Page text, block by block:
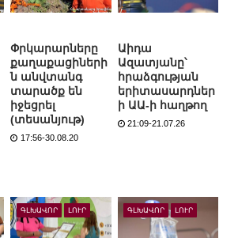
Փրկարարները
քաղաքացիների
ն անվտանգ
տարածք են
իջեցրել
(տեսանյութ)
17:56-30.08.20
Աիդա
Ազատյանը՝
հրաձգության
երիտասարդներ
ի ԱԱ-ի հաղթող
21:09-21.07.26
ԳԼԽԱՎՈՐ ԼՈՒՐ ԳԼԽԱՎՈՐ ԼՈՒՐ